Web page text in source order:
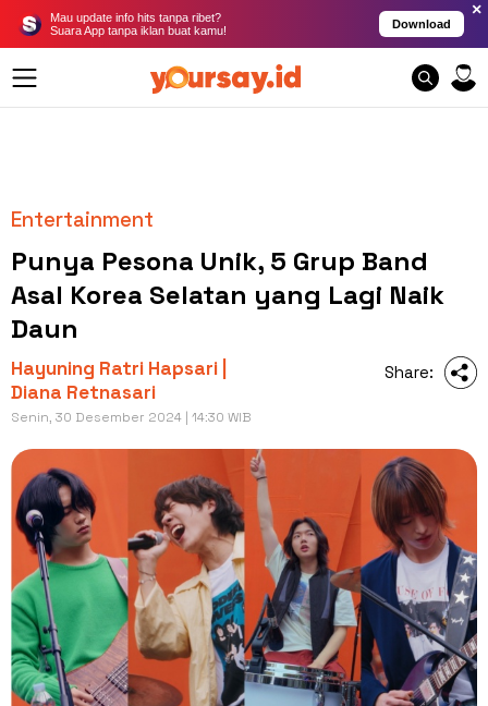
Mau update info hits tanpa ribet?
Suara App tanpa iklan buat kamu!
Download
×
Entertainment
Punya Pesona Unik, 5 Grup Band
Asal Korea Selatan yang Lagi Naik
Daun
Hayuning Ratri Hapsari |
Diana Retnasari
Senin, 30 Desember 2024 | 14:30 WIB
Share: